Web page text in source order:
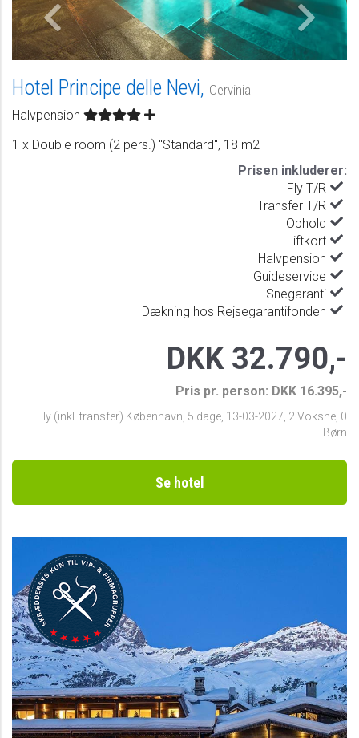
Hotel Principe delle Nevi, Cervinia
Halvpension
1 x Double room (2 pers.) "Standard", 18 m2
DKK 32.790,-
Pris pr. person: DKK 16.395,-
Fly (inkl. transfer) København 5 dage 13-03-2027 2 Voksne, 0
Børn
Prisen inkluderer:
Fly T/R
Transfer T/R
Ophold
Liftkort
Halvpension
Guideservice
Snegaranti
Dækning hos Rejsegarantifonden
Se hotel